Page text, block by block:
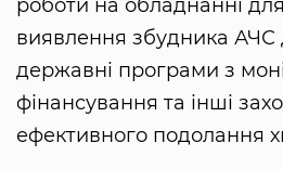
роботи на обладнанні
виявлення збудника АЧС
державні програми з
фінансування та інші
ефективного подолання